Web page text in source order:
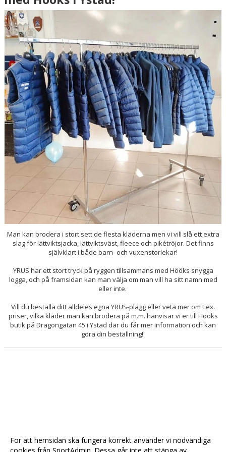
ÅRETS FÖRENING 2023
SPONSORER OCH SAMARBETSPARTNERS
STÖDMEDLEM
KLÄDKOLLEKTION
KALAS YRUS X PINCHOS
KÄPPAHÄSTEN GRAND PRIX
JULSHOW
SCHEMA YRUS AKTIVITETER
MEDLEMSSKÅP
Man kan brodera i stort sett de flesta kläderna men vi vill slå ett extra
slag för lättviktsjacka, lättviktsväst, fleece och pikétröjor. Det finns
självklart i både barn- och vuxenstorlekar!
YRUS har ett stort tryck på ryggen tillsammans med Hööks snygga
logga, och på framsidan kan man välja om man vill ha sitt namn med
eller inte.
Vill du beställa ditt alldeles egna YRUS-plagg eller veta mer om t.ex.
priser, vilka kläder man kan brodera på m.m. hänvisar vi er till Hööks
butik på Dragongatan 45 i Ystad där du får mer information och kan
göra din beställning!
För att hemsidan ska fungera korrekt använder vi nödvändiga